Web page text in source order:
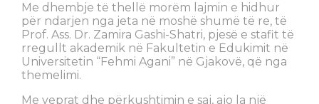
Me dhembje të thellë morëm lajmin e hidhur
për ndarjen nga jeta në moshë shumë të re, të
Prof. Ass. Dr. Zamira Gashi-Shatri, pjesë e stafit të
rregullt akademik në Fakultetin e Edukimit në
Universitetin “Fehmi Agani” në Gjakovë, që nga
themelimi.
Me veprat dhe përkushtimin e saj, ajo la një